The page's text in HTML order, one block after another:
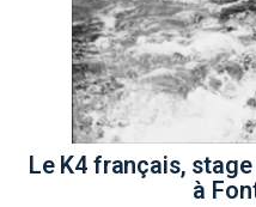
Le K4 français,
à